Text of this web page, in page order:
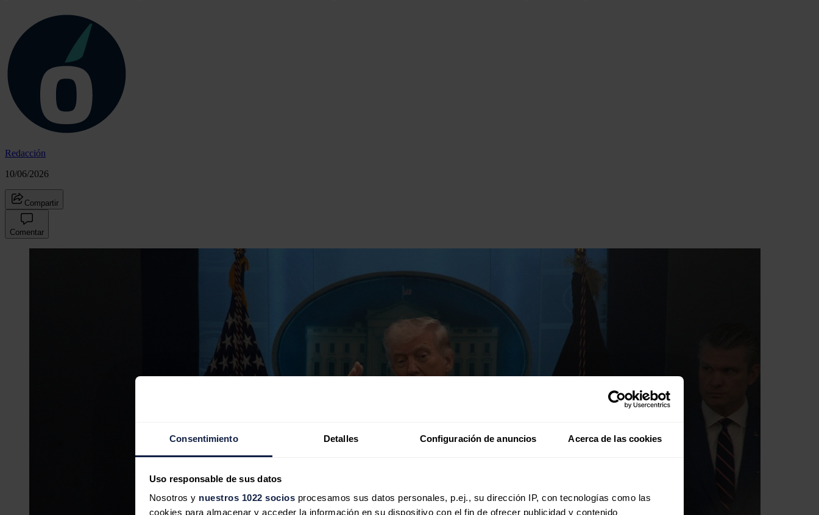
Consentimiento Detalles Configuración de anuncios Acerca de las cookies
Uso responsable de sus datos
Nosotros y nuestros 1022 socios procesamos sus datos personales, p.ej., su dirección IP, con tecnologías como las
cookies para almacenar y acceder la información en su dispositivo con el fin de ofrecer publicidad y contenido
Redacción
10/06/2026
Compartir
Comentar